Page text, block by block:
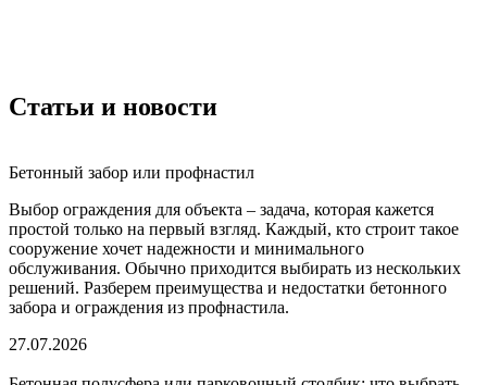
Статьи и новости
Бетонный забор или профнастил
Выбор ограждения для объекта – задача, которая кажется
простой только на первый взгляд. Каждый, кто строит такое
сооружение хочет надежности и минимального
обслуживания. Обычно приходится выбирать из нескольких
решений. Разберем преимущества и недостатки бетонного
забора и ограждения из профнастила.
27.07.2026